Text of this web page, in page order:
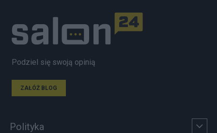
Podziel się swoją opinią
ZAŁÓŻ BLOG
Polityka